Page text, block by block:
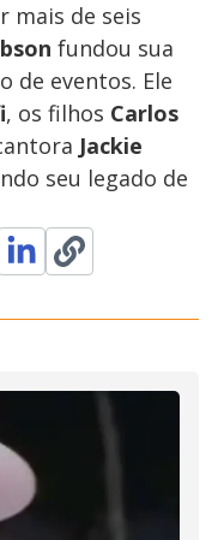
mais de seis
fundou sua
de eventos. Ele
, os filhos Carlos
Jackie
seu legado de